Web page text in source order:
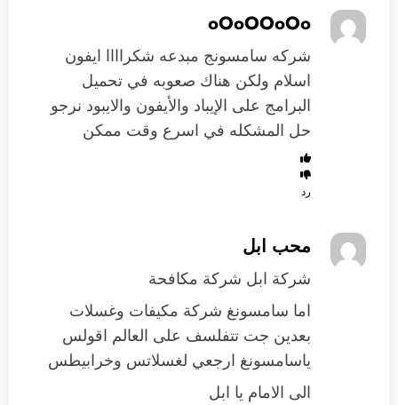
oOoOOoOo
شركه سامسونج مبدعه شكراااا ايفون
اسلام ولكن هناك صعوبه في تحميل
البرامج على الإيباد والأيفون والايبود نرجو
حل المشكله في اسرع وقت ممكن
رد
محب ابل
شركة ابل شركة مكافحة
اما سامسونغ شركة مكيفات وغسلات
بعدين جت تتفلسف على العالم اقولس
ياسامسونغ ارجعي لغسلاتس وخرابيطس
الى الامام يا ابل